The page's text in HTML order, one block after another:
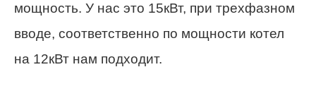
мощность. У нас это 15кВт, при трехфазном
вводе, соответственно по мощности котел
на 12кВт нам подходит.